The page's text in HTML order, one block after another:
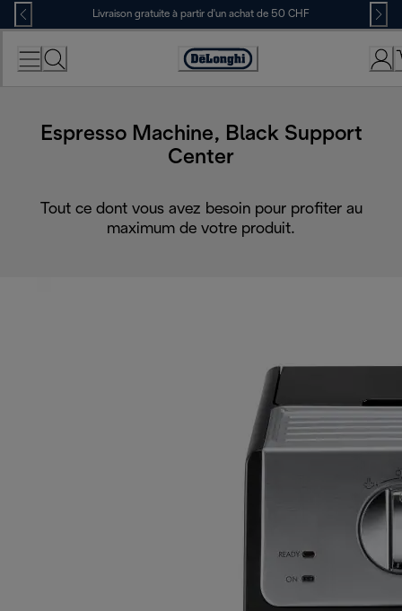
Skip
to
Content
Livraison gratuite à partir d'un achat de 50 CHF
Déclaration
Espresso Machine, Black Support
Center
Tout ce dont vous avez besoin pour profiter au
maximum de votre produit.